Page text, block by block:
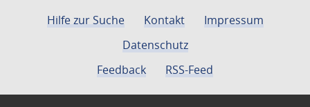
Hilfe zur Suche Kontakt
Impressum
Datenschutz
Feedback
RSS-Feed